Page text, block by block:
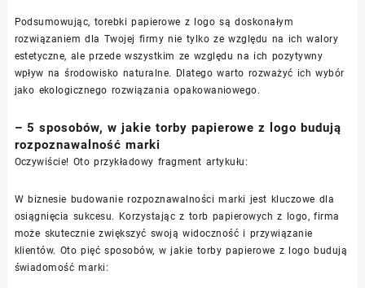
Podsumowując, torebki papierowe z logo są doskonałym
rozwiązaniem dla Twojej firmy nie tylko ze względu na ich walory
estetyczne, ale przede wszystkim ze względu na ich pozytywny
wpływ na środowisko naturalne. Dlatego warto rozważyć ich wybór
jako ekologicznego rozwiązania opakowaniowego.
– 5 sposobów, w jakie torby papierowe z logo budują
rozpoznawalność marki
Oczywiście! Oto przykładowy fragment artykułu:
W biznesie budowanie rozpoznawalności marki jest kluczowe dla
osiągnięcia sukcesu. Korzystając z torb papierowych z logo, firma
może skutecznie zwiększyć swoją widoczność i przywiązanie
klientów. Oto pięć sposobów, w jakie torby papierowe z logo budują
świadomość marki: